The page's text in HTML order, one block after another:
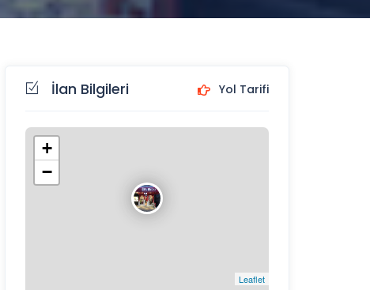
İlan Bilgileri Yol Tarifi
+
−
Leaflet